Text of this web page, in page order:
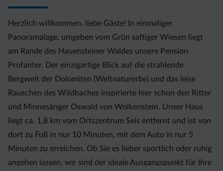
Herzlich willkommen, liebe Gäste! In einmaliger
Panoramalage, umgeben vom Grün saftiger Wiesen liegt
am Rande des Hauensteiner Waldes unsere Pension
Profanter. Der einzigartige Blick auf die strahlende
Bergwelt der Dolomiten (Weltnaturerbe) und das leise
Rauschen des Wildbaches inspirierte hier schon den Ritter
und Minnesänger Oswald von Wolkenstein. Unser Haus
liegt ca. 1,8 km vom Ortszentrum Seis entfernt und ist von
dort zu Fuß in nur 10 Minuten, mit dem Auto in nur 5
Minuten zu erreichen. Ob Sie es lieber sportlich oder ruhig
angehen lassen, wir sind der ideale Ausgangspunkt für Ihre